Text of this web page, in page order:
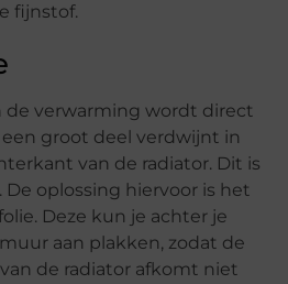
fijnstof.
de verwarming wordt direct
groot deel verdwijnt in
van de radiator. Dit is
oplossing hiervoor is het
Deze kun je achter je
aan plakken, zodat de
de radiator afkomt niet